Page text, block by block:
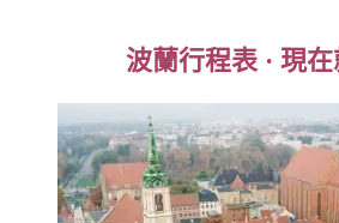
波蘭行程表 · 現